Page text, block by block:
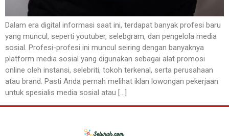
Dalam era digital informasi saat ini, terdapat banyak profesi baru
yang muncul, seperti youtuber, selebgram, dan pengelola media
sosial. Profesi-profesi ini muncul seiring dengan banyaknya
platform media sosial yang digunakan sebagai alat promosi
online oleh instansi, selebriti, tokoh terkenal, serta perusahaan
atau brand. Pasti Anda pernah melihat iklan lowongan pekerjaan
untuk spesialis media sosial atau […]